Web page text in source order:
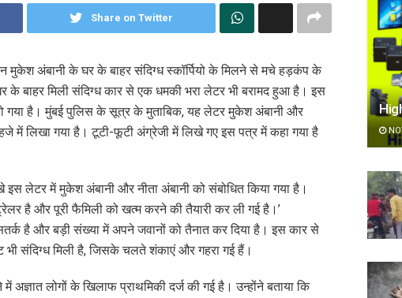
Share on Twitter
मुकेश अंबानी के घर के बाहर संदिग्ध स्कॉर्पियो के मिलने से मचे हड़कंप के
बाहर मिली संदिग्ध कार से एक धमकी भरा लेटर भी बरामद हुआ है। इस
है। मुंबई पुलिस के सूत्र के मुताबिक, यह लेटर मुकेश अंबानी और
में लिखा गया है। टूटी-फूटी अंग्रेजी में लिखे गए इस पत्र में कहा गया है
लेटर में मुकेश अंबानी और नीता अंबानी को संबोधित किया गया है।
है और पूरी फैमिली को खत्म करने की तैयारी कर ली गई है।’
है और बड़ी संख्या में अपने जवानों को तैनात कर दिया है। इस कार से
संदिग्ध मिली है, जिसके चलते शंकाएं और गहरा गई हैं।
अज्ञात लोगों के खिलाफ प्राथमिकी दर्ज की गई है। उन्होंने बताया कि